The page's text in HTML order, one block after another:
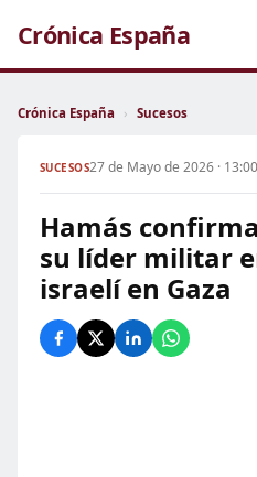
Crónica España
Crónica España › Sucesos
SUCESOS27 de Mayo de 2026 ·
Hamás
su líder militar
israelí en Gaza